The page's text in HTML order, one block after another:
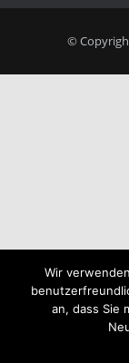
©
Wir
an, dass Sie